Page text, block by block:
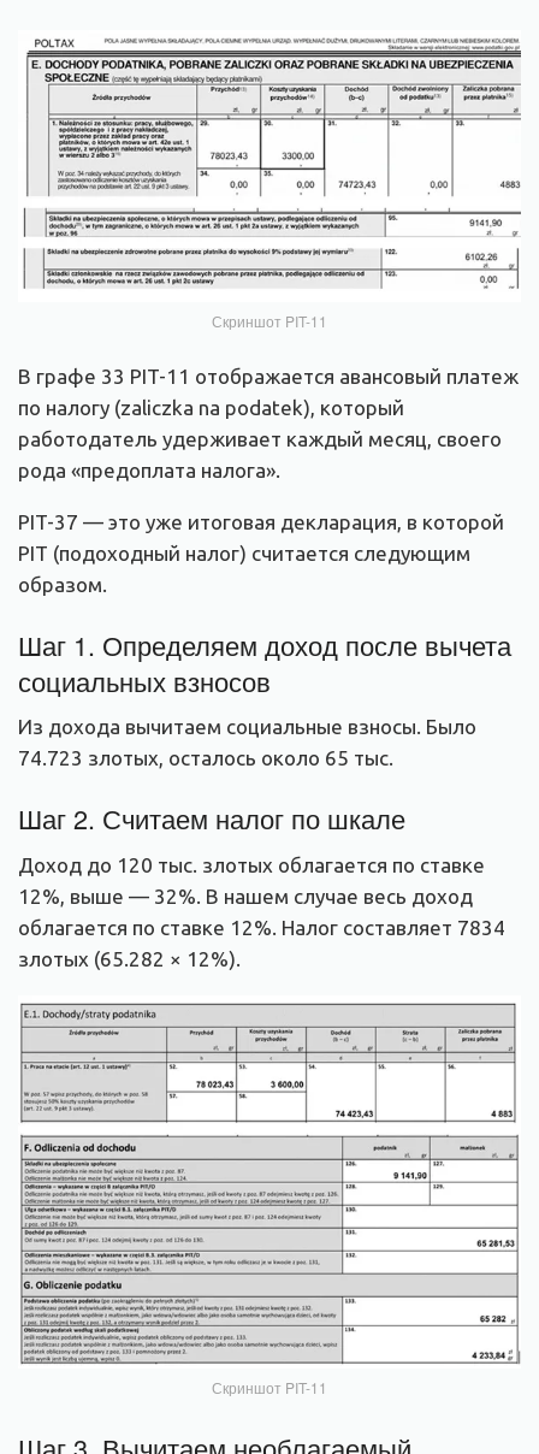
Скриншот PIT-11
В графе 33 PIT-11 отображается авансовый платеж
по налогу (zaliczka na podatek), который
работодатель удерживает каждый месяц, своего
рода «предоплата налога».
PIT-37 — это уже итоговая декларация, в которой
PIT (подоходный налог) считается следующим
образом.
Шаг 1. Определяем доход после вычета
социальных взносов
Из дохода вычитаем социальные взносы. Было
74.723 злотых, осталось около 65 тыс.
Шаг 2. Считаем налог по шкале
Доход до 120 тыс. злотых облагается по ставке
12%, выше — 32%. В нашем случае весь доход
облагается по ставке 12%. Налог составляет 7834
злотых (65.282 × 12%).
Скриншот PIT-11